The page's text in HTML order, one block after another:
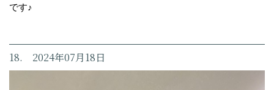
です♪
18. 2024年07月18日